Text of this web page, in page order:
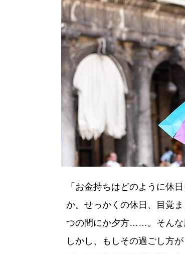
「お金持ちはどのように休
か。せっかくの休日、目覚
つの間にか夕方……。そんな
しかし、もしその過ごし方